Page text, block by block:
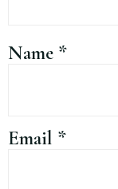
Name *
Email *